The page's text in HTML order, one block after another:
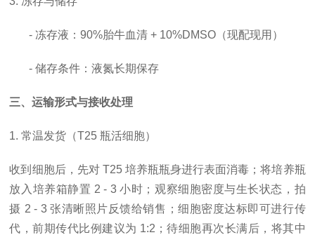
- 冻存液：90%胎牛血清 + 10%DMSO（现配现用）
- 储存条件：液氮长期保存
三、运输形式与接收处理
1. 常温发货（T25 瓶活细胞）
收到细胞后，先对 T25 培养瓶瓶身进行表面消毒；将培养瓶
放入培养箱静置 2 - 3 小时；观察细胞密度与生长状态，拍
摄 2 - 3 张清晰照片反馈给销售；细胞密度达标即可进行传
代，前期传代比例建议为 1:2；待细胞再次长满后，将其中